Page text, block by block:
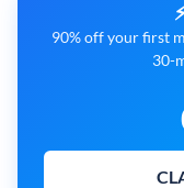
90% off your first
30-